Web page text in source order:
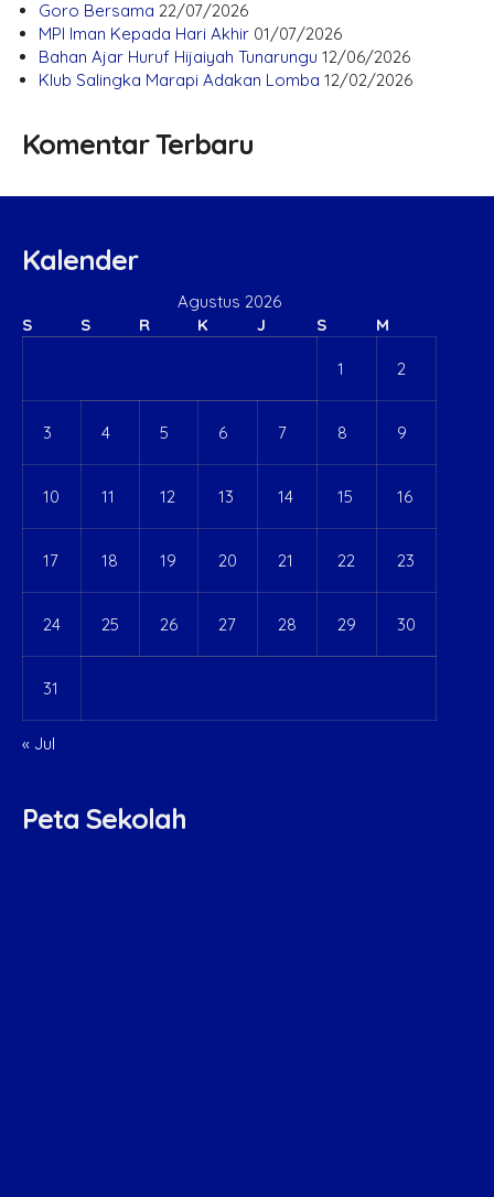
Goro Bersama 22/07/2026
MPI Iman Kepada Hari Akhir 01/07/2026
Bahan Ajar Huruf Hijaiyah Tunarungu 12/06/2026
Klub Salingka Marapi Adakan Lomba 12/02/2026
Komentar Terbaru
Kalender
Agustus 2026
S
S R K J S M
1 2
3 4 5 6 7 8 9
10 11 12 13 14 15 16
17 18 19 20 21 22 23
24 25 26 27 28 29 30
31
« Jul
Peta Sekolah